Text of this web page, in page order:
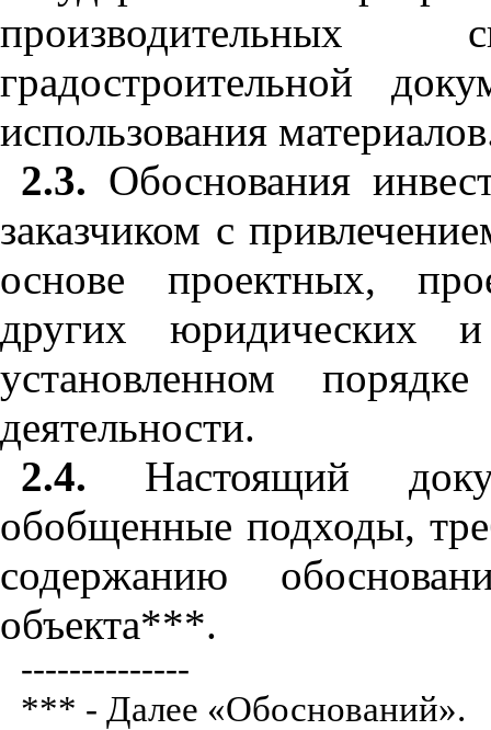
градостроительной
использования
2.3. Обоснования
заказчиком с
основе проектных,
других юридических
установленном
деятельности.
2.4. Настоящий
обобщенные подходы,
содержанию
объекта***.
--------------
*** - Далее «Обоснований».